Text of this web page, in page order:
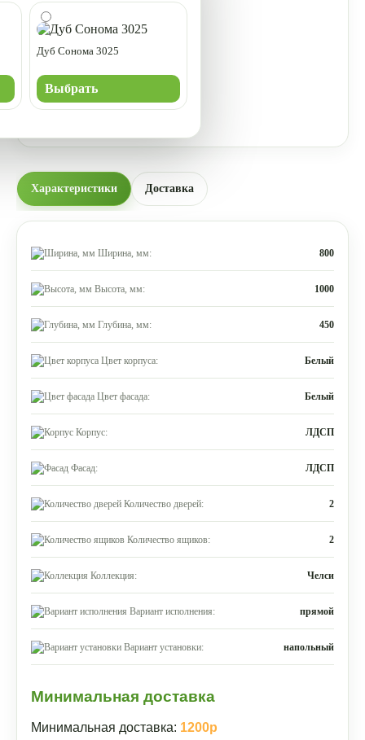
Дуб Сонома 3025
Выбрать
Характеристики Доставка
Ширина, мм: 800
Высота, мм: 1000
Глубина, мм: 450
Цвет корпуса: Белый
Цвет фасада: Белый
Корпус: ЛДСП
Фасад: ЛДСП
Количество дверей: 2
Количество ящиков: 2
Коллекция: Челси
Вариант исполнения: прямой
Вариант установки: напольный
Минимальная доставка
Минимальная доставка: 1200р